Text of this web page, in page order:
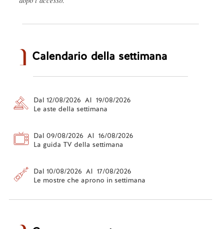
Calendario della settimana
Dal 12/08/2026 Al 19/08/2026
Le aste della settimana
Dal 09/08/2026 Al 16/08/2026
La guida TV della settimana
Dal 10/08/2026 Al 17/08/2026
Le mostre che aprono in settimana